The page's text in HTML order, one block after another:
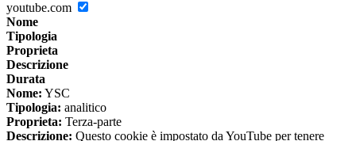
youtube.com
Nome
Tipologia
Proprieta
Descrizione
Durata
Nome: YSC
Tipologia: analitico
Proprieta: Terza-parte
Descrizione: Questo cookie è impostato da YouTube per tenere